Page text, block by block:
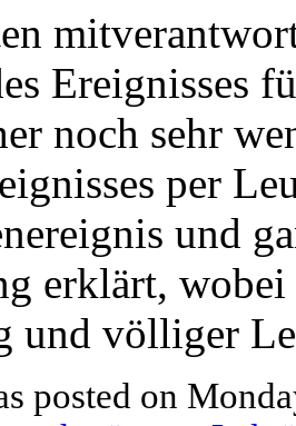
Ereignisses
noch sehr
per
und
erklärt,
und völliger
posted on